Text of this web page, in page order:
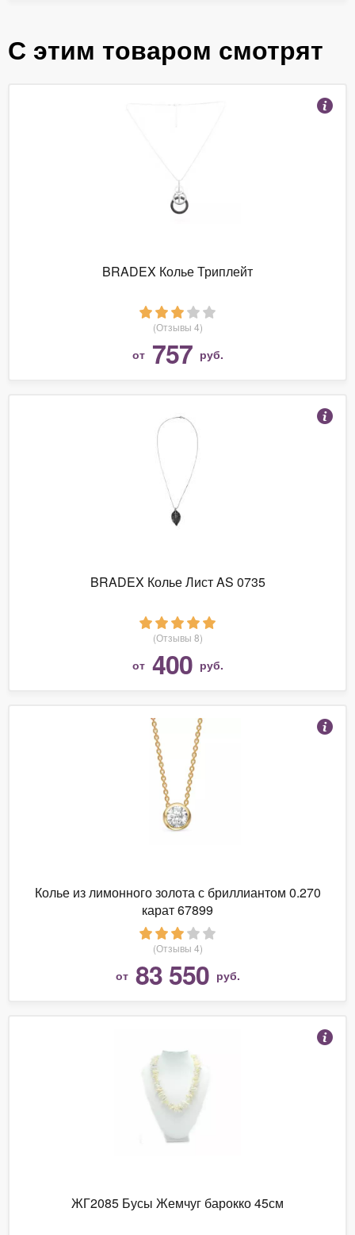
С этим товаром смотрят
BRADEX Колье Триплейт
(Отзывы 4)
от 757 руб.
BRADEX Колье Лист AS 0735
(Отзывы 8)
от 400 руб.
Колье из лимонного золота с бриллиантом 0.270
карат 67899
(Отзывы 4)
от 83 550 руб.
ЖГ2085 Бусы Жемчуг барокко 45см